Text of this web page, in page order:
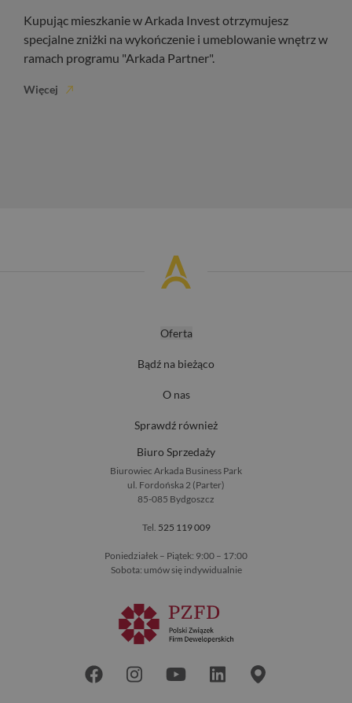
Kupując mieszkanie w Arkada Invest otrzymujesz
specjalne zniżki na wykończenie i umeblowanie wnętrz w
ramach programu "Arkada Partner".
Więcej
Oferta
Bądź na bieżąco
O nas
Sprawdź również
Biuro Sprzedaży
Biurowiec Arkada Business Park
ul. Fordońska 2 (Parter)
85-085 Bydgoszcz
Tel. 525 119 009
Poniedziałek – Piątek: 9:00 – 17:00
Sobota: umów się indywidualnie